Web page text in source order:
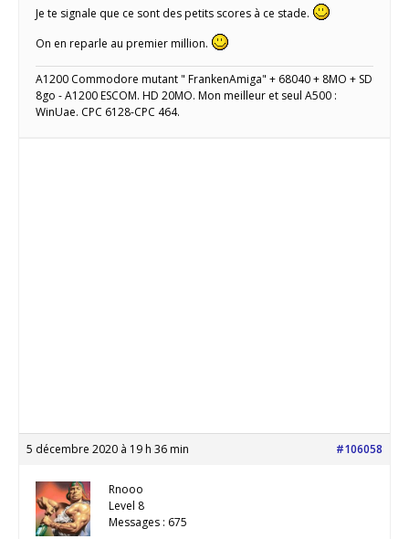
Je te signale que ce sont des petits scores à ce stade.
On en reparle au premier million.
A1200 Commodore mutant " FrankenAmiga" + 68040 + 8MO + SD
8go - A1200 ESCOM. HD 20MO. Mon meilleur et seul A500 :
WinUae. CPC 6128-CPC 464.
5 décembre 2020 à 19 h 36 min #106058
Rnooo
Level 8
Messages : 675